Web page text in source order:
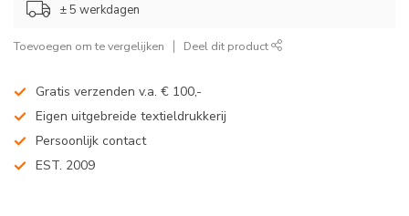
± 5 werkdagen
Toevoegen om te vergelijken Deel dit product
Gratis verzenden v.a. € 100,-
Eigen uitgebreide textieldrukkerij
Persoonlijk contact
EST. 2009